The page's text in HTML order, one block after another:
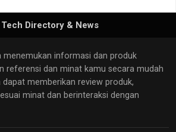
Directory & News
menemukan informasi dan produk
referensi dan minat kamu secara mudah
memberikan review produk,
minat dan berinteraksi dengan